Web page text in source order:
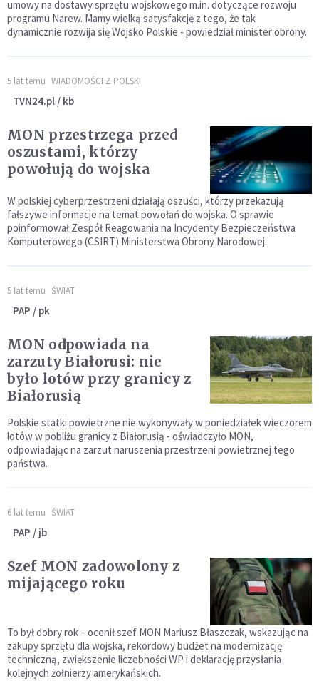
umowy na dostawy sprzętu wojskowego m.in. dotyczące rozwoju
programu Narew. Mamy wielką satysfakcję z tego, że tak
dynamicznie rozwija się Wojsko Polskie - powiedział minister obrony.
5 lat temu WIADOMOŚCI Z POLSKI
TVN24.pl / kb
MON przestrzega przed
oszustami, którzy
powołują do wojska
W polskiej cyberprzestrzeni działają oszuści, którzy przekazują
fałszywe informacje na temat powołań do wojska. O sprawie
poinformował Zespół Reagowania na Incydenty Bezpieczeństwa
Komputerowego (CSIRT) Ministerstwa Obrony Narodowej.
5 lat temu ŚWIAT
PAP / pk
MON odpowiada na
zarzuty Białorusi: nie
było lotów przy granicy z
Białorusią
Polskie statki powietrzne nie wykonywały w poniedziałek wieczorem
lotów w pobliżu granicy z Białorusią - oświadczyło MON,
odpowiadając na zarzut naruszenia przestrzeni powietrznej tego
państwa.
6 lat temu ŚWIAT
PAP / jb
Szef MON zadowolony z
mijającego roku
To był dobry rok – ocenił szef MON Mariusz Błaszczak, wskazując na
zakupy sprzętu dla wojska, rekordowy budżet na modernizację
techniczną, zwiększenie liczebności WP i deklarację przysłania
kolejnych żołnierzy amerykańskich.